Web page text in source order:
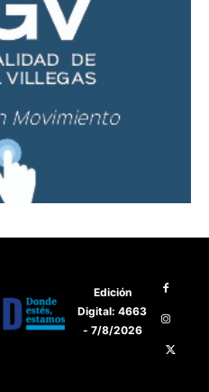
Edición
Digital: 4663
- 7/8/2026